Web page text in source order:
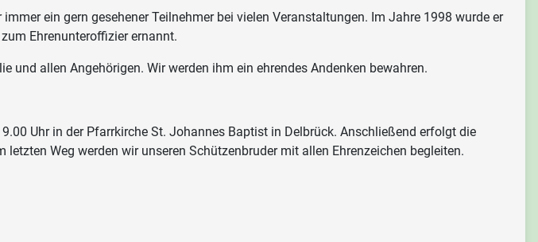
ein gern gesehener Teilnehmer bei vielen Veranstaltungen. Im Jahre 1998 wurde er
zum Ehrenunteroffizier ernannt.
und allen Angehörigen. Wir werden ihm ein ehrendes Andenken bewahren.
Uhr in der Pfarrkirche St. Johannes Baptist in Delbrück. Anschließend erfolgt die
Weg werden wir unseren Schützenbruder mit allen Ehrenzeichen begleiten.